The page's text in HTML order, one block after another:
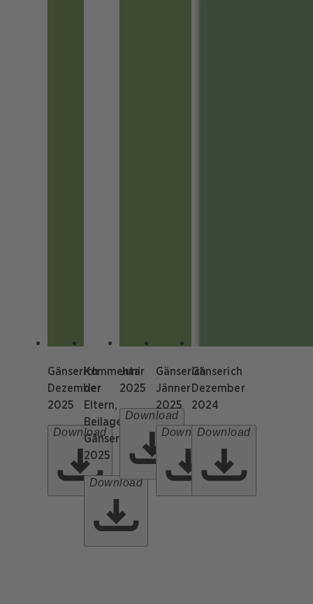
Gänserich
Dezember
2025
Download
Kommentar
der
Eltern,
Beilage
Gänserich
2025
Download
Juni
2025
Download
Gänserich
Jänner
2025
Download
Gänserich
Dezember
2024
Download